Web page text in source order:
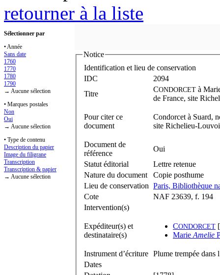
retourner à la liste
Sélectionner par
• Année
Sans date
1760
1770
1780
1790
→ Aucune sélection
• Marques postales
Non
Oui
→ Aucune sélection
• Type de contenu
Description du papier
Image du filigrane
Transcription
Transcription & papier
→ Aucune sélection
Notice
Identification et lieu de conservation
IDC
2094
Titre
CONDORCET à
de France, site
Pour citer ce
document
Condorcet à Suard,
site Richelieu-
Document de
référence
Oui
Statut éditorial
Lettre retenue
Nature du document
Copie posthume
Lieu de conservation Paris, Bibliothèque
Cote
NAF 23639, f. 194
Intervention(s)
Expéditeur(s) et
destinataire(s)
CONDORCET
Marie Amelie
Instrument d’écriture Plume trempée dans
Dates